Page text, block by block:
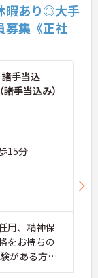
暇あり◎大手
募集《正社
手当込
手当込み）
15分
用、精神保
をお持ちの
がある方、
歓迎